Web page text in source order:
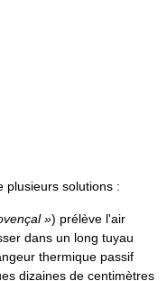
plusieurs solutions :
») prélève l'air
dans un long tuyau
thermique passif
dizaines de centimètres